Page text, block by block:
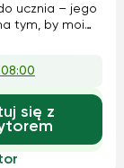
ucznia – jego
tym, by moi
a nie tylko
się z